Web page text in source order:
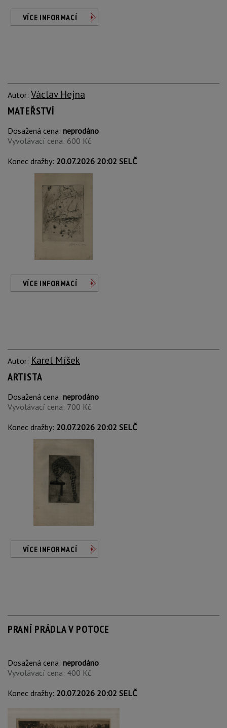
VÍCE INFORMACÍ
Autor: Václav Hejna
MATEŘSTVÍ
Dosažená cena: neprodáno
Vyvolávací cena: 600 Kč
Konec dražby: 20.07.2026 20:02 SELČ
VÍCE INFORMACÍ
Autor: Karel Míšek
ARTISTA
Dosažená cena: neprodáno
Vyvolávací cena: 700 Kč
Konec dražby: 20.07.2026 20:02 SELČ
VÍCE INFORMACÍ
PRANÍ PRÁDLA V POTOCE
Dosažená cena: neprodáno
Vyvolávací cena: 400 Kč
Konec dražby: 20.07.2026 20:02 SELČ